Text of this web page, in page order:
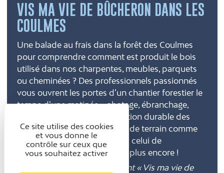
VIS MA VIE DE BÛCHERON DANS LES
COULMES
Une balade au frais dans la forêt des Coulmes
pour comprendre comment est produit le bois
utilisé dans nos charpentes, meubles, parquets
ou cheminées ? Des professionnels passionnés
vous ouvrent les portes d’un chantier forestier le
temps d’une matinée – abatage, ébranchage,
débardage. Découvrez la gestion durable des
forêts du Vercors, les métiers de terrain comme
celui de bûcheron, mais aussi celui de
gestionnaire forestier, et bien plus encore !
🔗 Plus d’infos sur l’évènement « Vis ma vie de
Ce site utilise des cookies
et vous donne le
contrôle sur ceux que
vous souhaitez activer